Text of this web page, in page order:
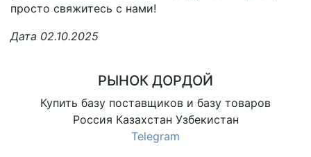
просто свяжитесь с нами!
Дата 02.10.2025
РЫНОК ДОРДОЙ
Купить базу поставщиков и базу товаров
Россия Казахстан Узбекистан
Telegram